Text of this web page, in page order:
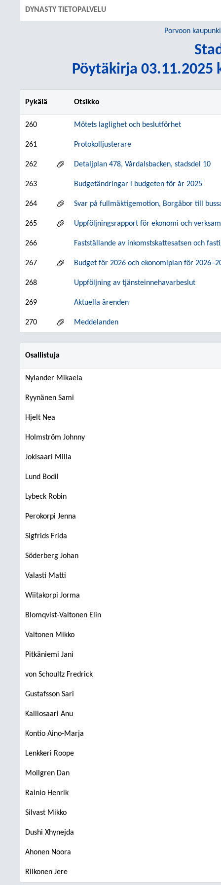
DYNASTY TIETOPALVELU
Porvoon kaupunki
Pöytäkirja 03.11.2025
Pykälä Otsikko
260 Mötets laglighet och beslutförhet
261 Protokolljusterare
262 Detaljplan 478, Vårdalsbacken, stadsdel 10
263 Budgetändringar i budgeten för år 2025
264 Svar på fullmäktigemotion, Borgåbor till
265 Uppföljningsrapport för ekonomi och
266 Fastställande av inkomstskattesatsen och
267 Budget för 2026 och ekonomiplan för
268 Uppföljning av tjänsteinnehavarbeslut
269 Aktuella ärenden
270 Meddelanden
Osallistuja
Nylander Mikaela
Ryynänen Sami
Hjelt Nea
Holmström Johnny
Jokisaari Milla
Lund Bodil
Lybeck Robin
Perokorpi Jenna
Sigfrids Frida
Söderberg Johan
Valasti Matti
Wiitakorpi Jorma
Blomqvist-Valtonen Elin
Valtonen Mikko
Pitkäniemi Jani
von Schoultz Fredrick
Gustafsson Sari
Kalliosaari Anu
Kontio Aino-Marja
Lenkkeri Roope
Mollgren Dan
Rainio Henrik
Silvast Mikko
Dushi Xhynejda
Ahonen Noora
Riikonen Jere